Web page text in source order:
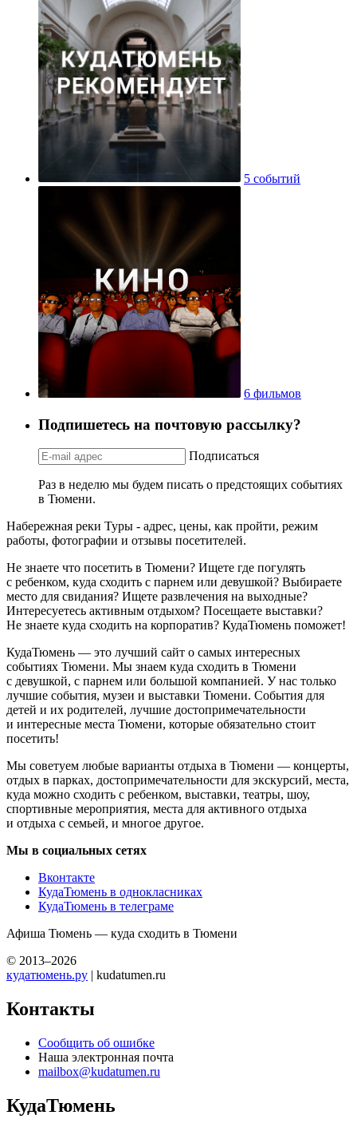
5 событий
6 фильмов
Подпишетесь на почтовую рассылку?
Подписаться
Раз в неделю мы будем писать о предстоящих событиях
в Тюмени.
Набережная реки Туры - адрес, цены, как пройти, режим
работы, фотографии и отзывы посетителей.
Не знаете что посетить в Тюмени? Ищете где погулять
с ребенком, куда сходить с парнем или девушкой? Выбираете
место для свидания? Ищете развлечения на выходные?
Интересуетесь активным отдыхом? Посещаете выставки?
Не знаете куда сходить на корпоратив? КудаТюмень поможет!
КудаТюмень — это лучший сайт о самых интересных
событиях Тюмени. Мы знаем куда сходить в Тюмени
с девушкой, с парнем или большой компанией. У нас только
лучшие события, музеи и выставки Тюмени. События для
детей и их родителей, лучшие достопримечательности
и интересные места Тюмени, которые обязательно стоит
посетить!
Мы советуем любые варианты отдыха в Тюмени — концерты,
отдых в парках, достопримечательности для экскурсий, места,
куда можно сходить с ребенком, выставки, театры, шоу,
спортивные мероприятия, места для активного отдыха
и отдыха с семьей, и многое другое.
Мы в социальных сетях
Вконтакте
КудаТюмень в однокласниках
КудаТюмень в телеграме
Афиша Тюмень — куда сходить в Тюмени
© 2013–2026
кудатюмень.ру | kudatumen.ru
Контакты
Сообщить об ошибке
Наша электронная почта
mailbox@kudatumen.ru
КудаТюмень